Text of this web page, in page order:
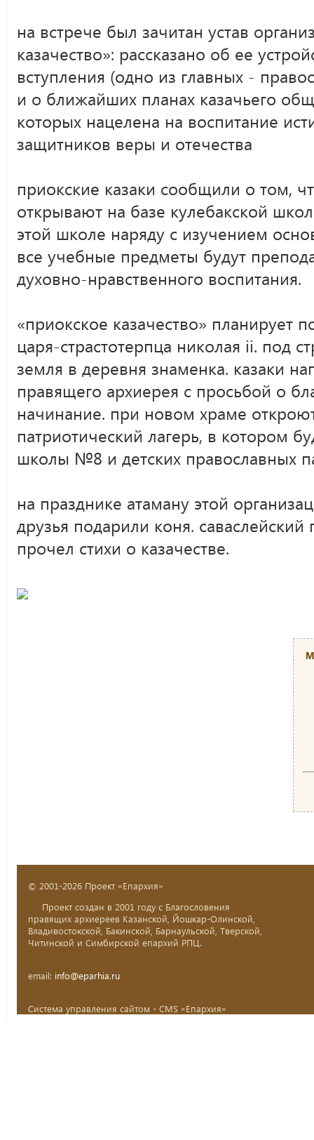
на встрече был зачитан устав
казачество»: рассказано об ее
вступления (одно из главных -
и о ближайших планах казачьего
которых нацелена на воспитание
защитников веры и отечества
приокские казаки сообщили о том,
открывают на базе кулебакской
этой школе наряду с изучением
все учебные предметы будут
духовно-нравственного воспитания.
«приокское казачество» планирует
царя-страстотерпца николая ii. под
земля в деревня знаменка. казаки
правящего архиерея с просьбой о
начинание. при новом храме
патриотический лагерь, в котором
школы №8 и детских православных
на празднике атаману этой
друзья подарили коня. саваслейский
прочел стихи о казачестве.
© 2001-2026 Проект «Епархия»
Проект создан в 2001 году с Благословения
правящих архиереев Казанской, Йошкар-Олинской,
Владивостокской, Бакинской, Барнаульской, Тверской,
Читинской и Симбирской епархий РПЦ.
email: info@eparhia.ru
Система управления сайтом - CMS «Епархия»